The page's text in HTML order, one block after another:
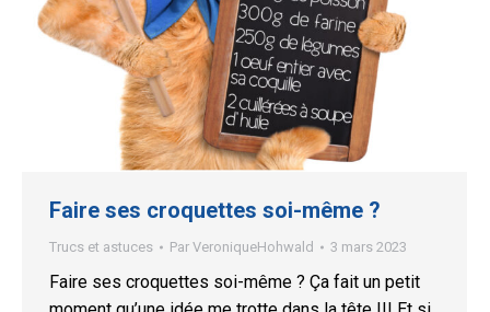
Faire ses croquettes soi-même ?
Trucs et astuces Par VeroniqueHohwald 3 mars 2023
Faire ses croquettes soi-même ? Ça fait un petit